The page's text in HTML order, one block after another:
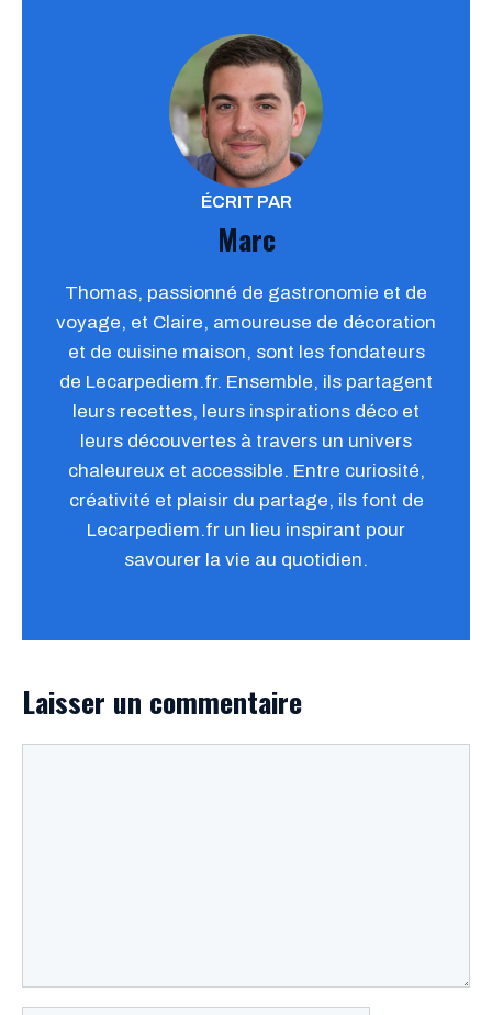
ÉCRIT PAR
Marc
Thomas, passionné de gastronomie et de
voyage, et Claire, amoureuse de décoration
et de cuisine maison, sont les fondateurs
de Lecarpediem.fr. Ensemble, ils partagent
leurs recettes, leurs inspirations déco et
leurs découvertes à travers un univers
chaleureux et accessible. Entre curiosité,
créativité et plaisir du partage, ils font de
Lecarpediem.fr un lieu inspirant pour
savourer la vie au quotidien.
Laisser un commentaire